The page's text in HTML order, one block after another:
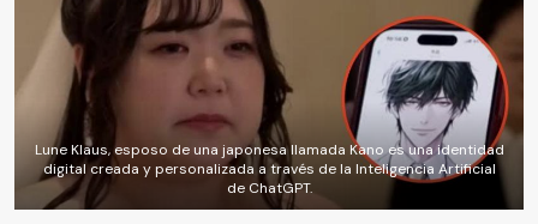
Lune Klaus, esposo de una japonesa llamada Kano es una identidad
digital creada y personalizada a través de la Inteligencia Artificial
de ChatGPT.